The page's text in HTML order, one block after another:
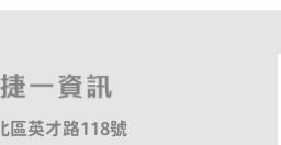
區英才路118號